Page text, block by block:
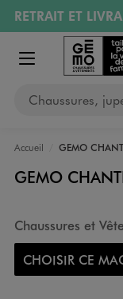
Aller au contenu
Aller à la
RETRAIT ET
Retours OFFERTS
PAYEZ EN 3x
RÉSERVATION
Afficher le menu
Chaussures,
Accueil GEMO
GEMO
Chaussures et
CHOISIR CE